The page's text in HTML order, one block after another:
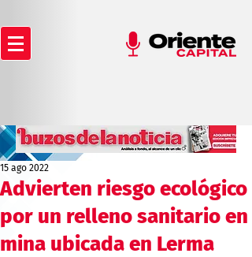
Advierten riesgo ecológico
por un relleno sanitario en
mina ubicada en Lerma
15 ago 2022